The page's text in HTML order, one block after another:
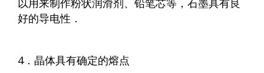
以用来制作粉状润滑剂、铅笔芯等，石墨具有良
好的导电性．
4．晶体具有确定的熔点